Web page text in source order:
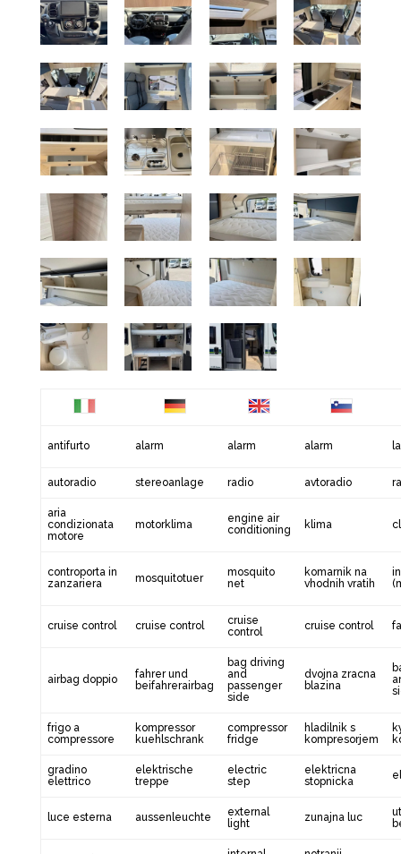
antifurto alarm alarm alarm
autoradio stereoanlage radio avtoradio
aria
condizionata
motore
motorklima
engine air
conditioning
klima
controporta in
zanzariera
mosquitotuer
mosquito
net
komarnik na
vhodnih vratih
cruise control cruise control
cruise
control
cruise control
airbag doppio
fahrer und
beifahrerairbag
bag driving
and
passenger
side
dvojna zracna
blazina
frigo a
compressore
kompressor
kuehlschrank
compressor
fridge
hladilnik s
kompresorjem
gradino
elettrico
elektrische
treppe
electric
step
elektricna
stopnicka
luce esterna aussenleuchte
external
light
zunajna luc